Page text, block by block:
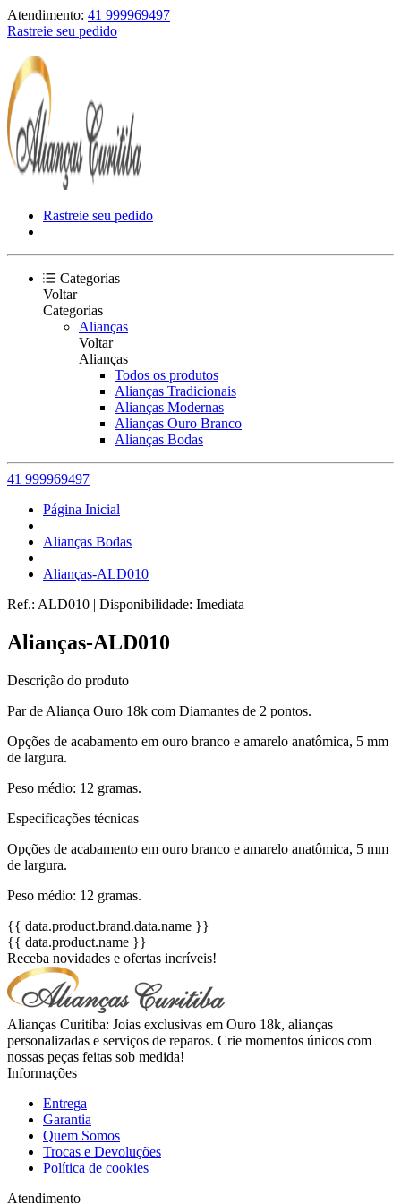
Atendimento: 41 999969497
Rastreie seu pedido
Rastreie seu pedido
Categorias
Voltar
Categorias
Alianças
Voltar
Alianças
Todos os produtos
Alianças Tradicionais
Alianças Modernas
Alianças Ouro Branco
Alianças Bodas
41 999969497
Página Inicial
Alianças Bodas
Alianças-ALD010
Ref.: ALD010 | Disponibilidade: Imediata
Alianças-ALD010
Descrição do produto
Par de Aliança Ouro 18k com Diamantes de 2 pontos.
Opções de acabamento em ouro branco e amarelo anatômica, 5 mm
de largura.
Peso médio: 12 gramas.
Especificações técnicas
Opções de acabamento em ouro branco e amarelo anatômica, 5 mm
de largura.
Peso médio: 12 gramas.
{{ data.product.brand.data.name }}
{{ data.product.name }}
Receba novidades e ofertas incríveis!
Alianças Curitiba: Joias exclusivas em Ouro 18k, alianças
personalizadas e serviços de reparos. Crie momentos únicos com
nossas peças feitas sob medida!
Informações
Entrega
Garantia
Quem Somos
Trocas e Devoluções
Política de cookies
Atendimento